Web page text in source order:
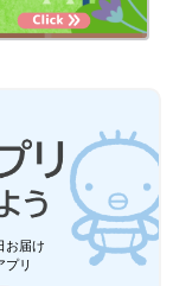
お届け
リ